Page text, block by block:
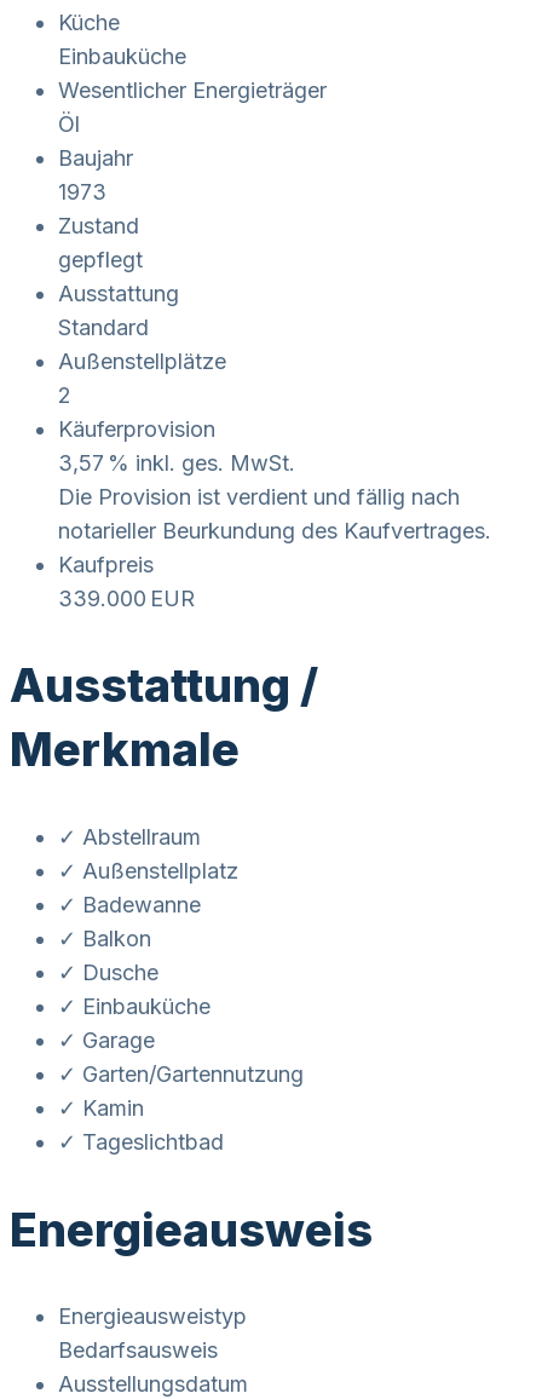
Küche
Einbauküche
Wesentlicher Energieträger
Öl
Baujahr
1973
Zustand
gepflegt
Ausstattung
Standard
Außen­stellplätze
2
Käufer­provision
3,57 % inkl. ges. MwSt.
Die Provision ist verdient und fällig nach
notarieller Beurkundung des Kaufvertrages.
Kaufpreis
339.000 EUR
Ausstattung /
Merkmale
✓ Abstellraum
✓ Außenstellplatz
✓ Badewanne
✓ Balkon
✓ Dusche
✓ Einbauküche
✓ Garage
✓ Garten/Gartennutzung
✓ Kamin
✓ Tageslichtbad
Energieausweis
Energieausweistyp
Bedarfs­ausweis
Ausstellungsdatum